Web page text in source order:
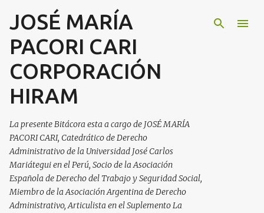
Ir al contenido principal
JOSÉ MARÍA
PACORI CARI
CORPORACIÓN
HIRAM
La presente Bitácora esta a cargo de JOSÉ MARÍA
PACORI CARI, Catedrático de Derecho
Administrativo de la Universidad José Carlos
Mariátegui en el Perú, Socio de la Asociación
Española de Derecho del Trabajo y Seguridad Social,
Miembro de la Asociación Argentina de Derecho
Administrativo, Articulista en el Suplemento La